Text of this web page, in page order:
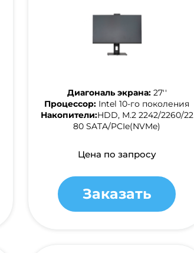
Диагональ экрана:27''
Процессор: Intel 10-го поколения
Накопители:HDD, М.2 2242/2260/22
80 SATA/PCIe(NVMe)
Цена по запросу
Заказать